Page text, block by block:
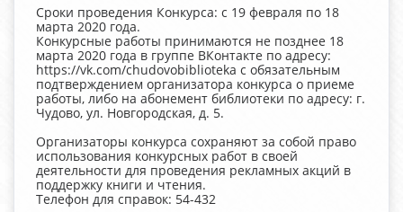
Сроки проведения Конкурса: с 19 февраля по 18
марта 2020 года.
Конкурсные работы принимаются не позднее 18
марта 2020 года в группе ВКонтакте по адресу:
https://vk.com/chudovobiblioteka с обязательным
подтверждением организатора конкурса о приеме
работы, либо на абонемент библиотеки по адресу: г.
Чудово, ул. Новгородская, д. 5.
Организаторы конкурса сохраняют за собой право
использования конкурсных работ в своей
деятельности для проведения рекламных акций в
поддержку книги и чтения.
Телефон для справок: 54-432